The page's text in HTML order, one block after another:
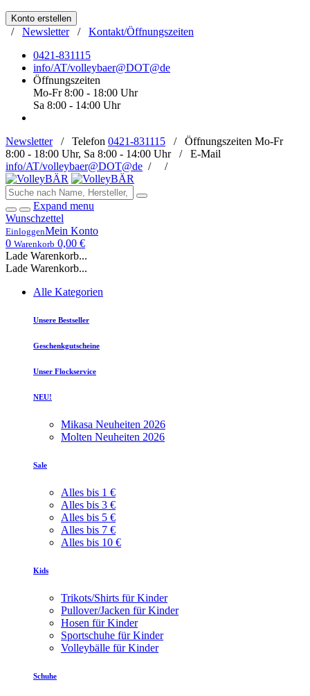
Konto erstellen
/ Newsletter/ Kontakt/Öffnungszeiten
0421-831115
info/AT/volleybaer@DOT@de
Öffnungszeiten
Mo-Fr 8:00 - 18:00 Uhr
Sa 8:00 - 14:00 Uhr
Newsletter/ Telefon 0421-831115 / Öffnungszeiten Mo-Fr
8:00 - 18:00 Uhr, Sa 8:00 - 14:00 Uhr / E-Mail
info/AT/volleybaer@DOT@de / /
Expand menu
Wunschzettel
EinloggenMein Konto
0 Warenkorb 0,00 €
Lade Warenkorb...
Lade Warenkorb...
Alle Kategorien
Unsere Bestseller
Geschenkgutscheine
Unser Flockservice
NEU!
Mikasa Neuheiten 2026
Molten Neuheiten 2026
Sale
Alles bis 1 €
Alles bis 3 €
Alles bis 5 €
Alles bis 7 €
Alles bis 10 €
Kids
Trikots/Shirts für Kinder
Pullover/Jacken für Kinder
Hosen für Kinder
Sportschuhe für Kinder
Volleybälle für Kinder
Schuhe